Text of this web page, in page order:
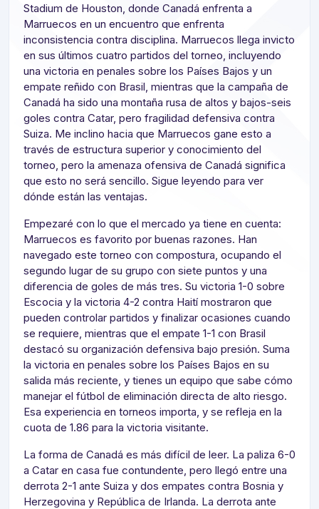
Stadium de Houston, donde Canadá enfrenta a
Marruecos en un encuentro que enfrenta
inconsistencia contra disciplina. Marruecos llega invicto
en sus últimos cuatro partidos del torneo, incluyendo
una victoria en penales sobre los Países Bajos y un
empate reñido con Brasil, mientras que la campaña de
Canadá ha sido una montaña rusa de altos y bajos-seis
goles contra Catar, pero fragilidad defensiva contra
Suiza. Me inclino hacia que Marruecos gane esto a
través de estructura superior y conocimiento del
torneo, pero la amenaza ofensiva de Canadá significa
que esto no será sencillo. Sigue leyendo para ver
dónde están las ventajas.
Empezaré con lo que el mercado ya tiene en cuenta:
Marruecos es favorito por buenas razones. Han
navegado este torneo con compostura, ocupando el
segundo lugar de su grupo con siete puntos y una
diferencia de goles de más tres. Su victoria 1-0 sobre
Escocia y la victoria 4-2 contra Haití mostraron que
pueden controlar partidos y finalizar ocasiones cuando
se requiere, mientras que el empate 1-1 con Brasil
destacó su organización defensiva bajo presión. Suma
la victoria en penales sobre los Países Bajos en su
salida más reciente, y tienes un equipo que sabe cómo
manejar el fútbol de eliminación directa de alto riesgo.
Esa experiencia en torneos importa, y se refleja en la
cuota de 1.86 para la victoria visitante.
La forma de Canadá es más difícil de leer. La paliza 6-0
a Catar en casa fue contundente, pero llegó entre una
derrota 2-1 ante Suiza y dos empates contra Bosnia y
Herzegovina y República de Irlanda. La derrota ante